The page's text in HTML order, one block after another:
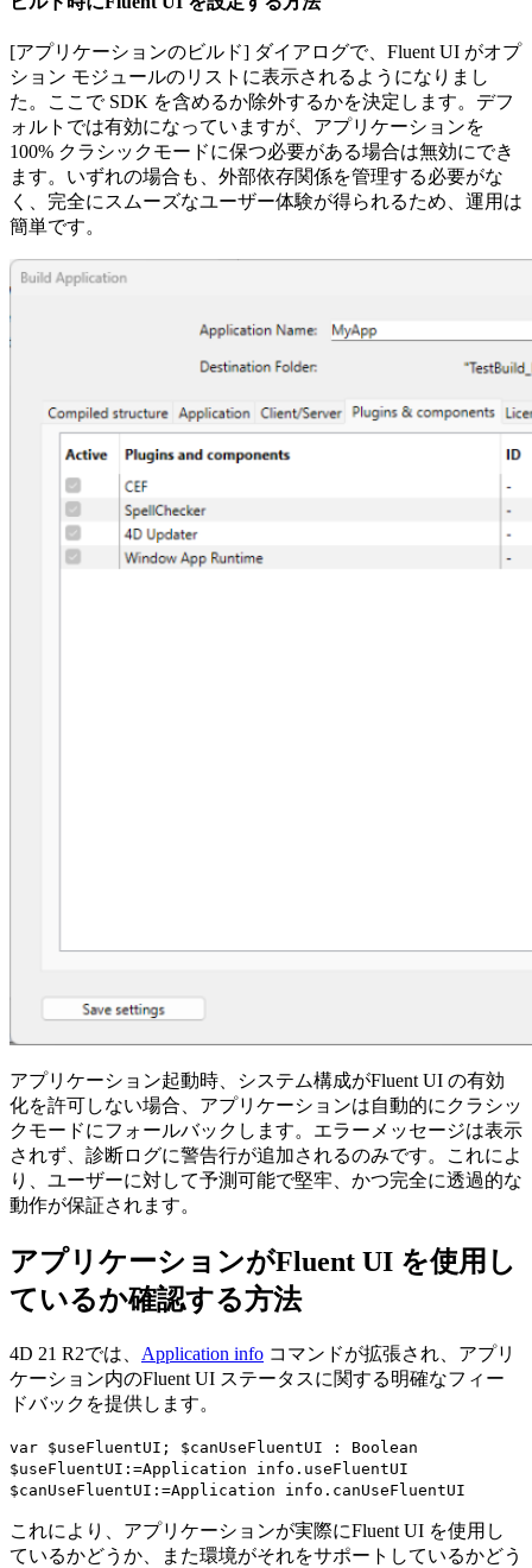
[アプリケーションのビルド] ダイアログで、Fluent UI がオプ
ション モジュールのリストに表示されるようになりまし
た。ここで SDK を含めるか除外するかを決定します。デフ
ォルトでは有効になっていますが、アプリケーションを
100% クラシックモードに保つ必要がある場合は無効にでき
ます。いずれの場合も、外部依存関係を管理する必要がな
く、完全にスムーズなユーザー体験が得られるため、運用は
簡単です。
アプリケーション起動時、システム構成がFluent UI の有効
化を許可しない場合、アプリケーションは自動的にクラシッ
クモードにフォールバックします。エラーメッセージは表示
されず、診断ログに警告行が追加されるのみです。これによ
り、ユーザーに対して予測可能で堅牢、かつ完全に透過的な
動作が保証されます。
アプリケーションがFluent UI を使用し
ているか確認する方法
4D 21 R2では、 Application info コマンドが拡張され、アプリ
ケーション内のFluent UI ステータスに関する明確なフィー
ドバックを提供します。
var $useFluentUI ; $canUseFluentUI : Boolean
$useFluentUI :=Application info . useFluentUI
$canUseFluentUI :=Application info . canUseFluentUI
これにより、アプリケーションが実際にFluent UI を使用し
ているかどうか、また環境がそれをサポートしているかどう